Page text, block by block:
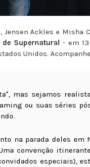
Ackles e
Supernatural - em
Unidos.
mas sejamos
ou suas séries
na parada deles em
convenção
especiais),